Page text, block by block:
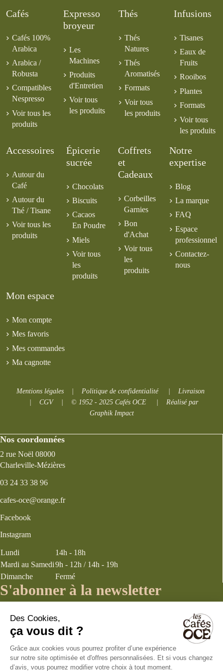
Cafés
Cafés 100%
Arabica
Arabica /
Robusta
Compatibles
Nespresso
Voir tous les
produits
Expresso
broyeur
Les
Machines
Produits
d'Entretien
Voir tous
les produits
Thés
Thés
Natures
Thés
Aromatisés
Formats
Voir tous
les produits
Infusions
Tisanes
Eaux de
Fruits
Rooibos
Plantes
Formats
Voir tous
les produits
Accessoires
Autour du
Café
Autour du
Thé / Tisane
Voir tous les
produits
Épicerie
sucrée
Chocolats
Biscuits
Cacaos
En Poudre
Miels
Voir tous
les
produits
Coffrets
et
Cadeaux
Corbeilles
Garnies
Bon
d'Achat
Voir tous
les
produits
Notre
expertise
Blog
La marque
FAQ
Espace
professionnel
Contactez-
nous
Mon espace
Mon compte
Mes favoris
Mes commandes
Ma cagnotte
Mentions légales Politique de confidentialité| Livraison
CGV| © 1952 - 2025 Cafés OCE| Réalisé par
Graphik Impact
Nos coordonnées
2 rue Noël 08000
Charleville-Mézières
03 24 33 38 96
cafes-oce@orange.fr
Facebook
Instagram
Lundi
14h - 18h
Mardi au Samedi9h - 12h / 14h - 19h
Dimanche
Fermé
S'abonner à la newsletter
énoncés dans la page politique de
confidentialité concernant la collecte d’informations